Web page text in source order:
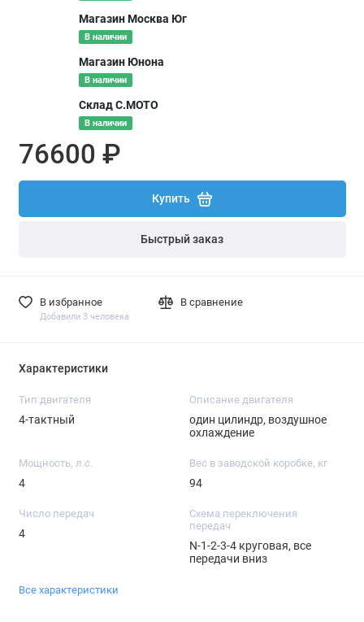
Магазин Москва Юг
В наличии
Магазин Юнона
В наличии
Склад С.МОТО
В наличии
76600 ₽
Купить
Быстрый заказ
В избранное
Добавили 3 человека
В сравнение
Характеристики
Тип двигателя
4-тактный
Описание двигателя
один цилиндр, воздушное
охлаждение
Мощность, л.с.
4
Вес в заводской коробке, кг
94
Число передач
4
Схема переключения
передач
N-1-2-3-4 круговая, все
передачи вниз
Все характеристики